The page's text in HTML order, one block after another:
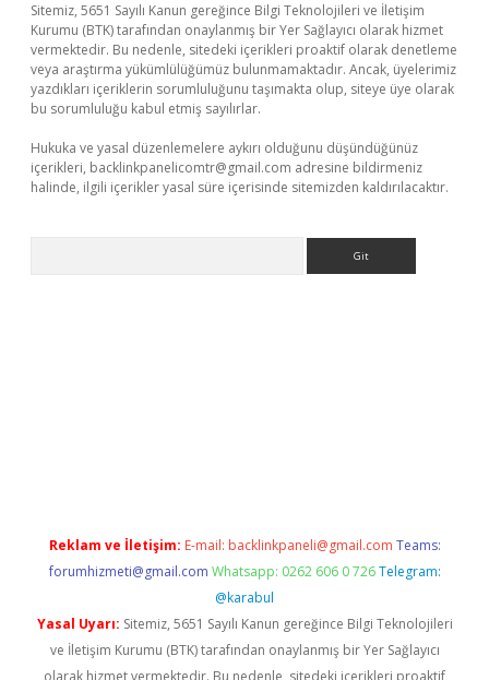
Sitemiz, 5651 Sayılı Kanun gereğince Bilgi Teknolojileri ve İletişim
Kurumu (BTK) tarafından onaylanmış bir Yer Sağlayıcı olarak hizmet
vermektedir. Bu nedenle, sitedeki içerikleri proaktif olarak denetleme
veya araştırma yükümlülüğümüz bulunmamaktadır. Ancak, üyelerimiz
yazdıkları içeriklerin sorumluluğunu taşımakta olup, siteye üye olarak
bu sorumluluğu kabul etmiş sayılırlar.
Hukuka ve yasal düzenlemelere aykırı olduğunu düşündüğünüz
içerikleri, backlinkpanelicomtr@gmail.com adresine bildirmeniz
halinde, ilgili içerikler yasal süre içerisinde sitemizden kaldırılacaktır.
Reklam ve İletişim: E-mail: backlinkpaneli@gmail.com Teams:
forumhizmeti@gmail.com Whatsapp: 0262 606 0 726 Telegram:
@karabul
Yasal Uyarı: Sitemiz, 5651 Sayılı Kanun gereğince Bilgi Teknolojileri
ve İletişim Kurumu (BTK) tarafından onaylanmış bir Yer Sağlayıcı
olarak hizmet vermektedir. Bu nedenle, sitedeki içerikleri proaktif